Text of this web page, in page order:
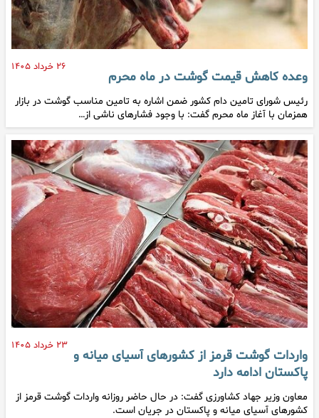
۲۶ خرداد ۱۴۰۵
وعده کاهش قیمت گوشت در ماه محرم
رئیس شورای تامین دام کشور ضمن اشاره به تامین مناسب گوشت در بازار
همزمان با آغاز ماه محرم گفت: با وجود فشارهای ناشی از…
۲۳ خرداد ۱۴۰۵
واردات گوشت قرمز از کشور‌های آسیای میانه و
پاکستان ادامه دارد
معاون وزیر جهاد کشاورزی گفت: در حال حاضر روزانه واردات گوشت قرمز از
کشور‌های آسیای میانه و پاکستان در جریان است.